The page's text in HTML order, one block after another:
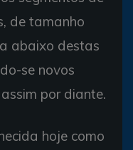
de tamanho
abaixo destas
se novos
por diante.
hoje como